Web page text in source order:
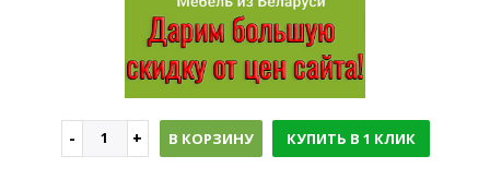
В КОРЗИНУ КУПИТЬ В 1 КЛИК